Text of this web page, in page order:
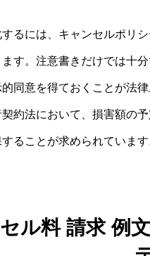
るには、キャンセルポリ
す。注意書きだけでは十
同意を得ておくことが法
契約法において、損害額の
ることが求められています
ル料 請求 例